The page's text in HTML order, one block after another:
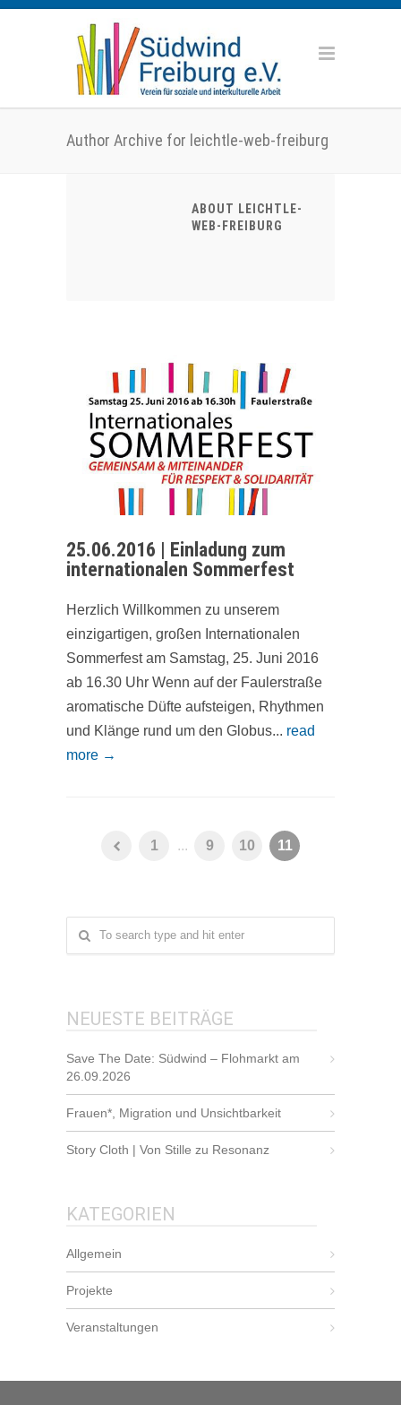
Author Archive for leichtle-web-freiburg
ABOUT LEICHTLE-
WEB-FREIBURG
25.06.2016 | Einladung zum
internationalen Sommerfest
Herzlich Willkommen zu unserem
einzigartigen, großen Internationalen
Sommerfest am Samstag, 25. Juni 2016
ab 16.30 Uhr Wenn auf der Faulerstraße
aromatische Düfte aufsteigen, Rhythmen
und Klänge rund um den Globus... read
more →
1 ... 9 10 11
NEUESTE BEITRÄGE
Save The Date: Südwind – Flohmarkt am
26.09.2026
Frauen*, Migration und Unsichtbarkeit
Story Cloth | Von Stille zu Resonanz
KATEGORIEN
Allgemein
Projekte
Veranstaltungen